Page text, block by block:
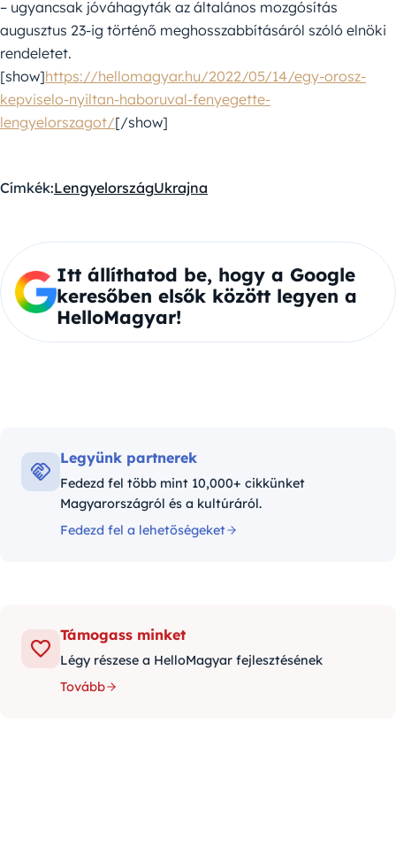
– ugyancsak jóváhagyták az általános mozgósítás
augusztus 23-ig történő meghosszabbításáról szóló elnöki
rendeletet.
[show]https://hellomagyar.hu/2022/05/14/egy-orosz-
kepviselo-nyiltan-haboruval-fenyegette-
lengyelorszagot/[/show]
Címkék:LengyelországUkrajna
Itt állíthatod be, hogy a Google
keresőben elsők között legyen a
HelloMagyar!
Legyünk partnerek
Fedezd fel több mint 10,000+ cikkünket
Magyarországról és a kultúráról.
Fedezd fel a lehetőségeket
Támogass minket
Légy részese a HelloMagyar fejlesztésének
Tovább